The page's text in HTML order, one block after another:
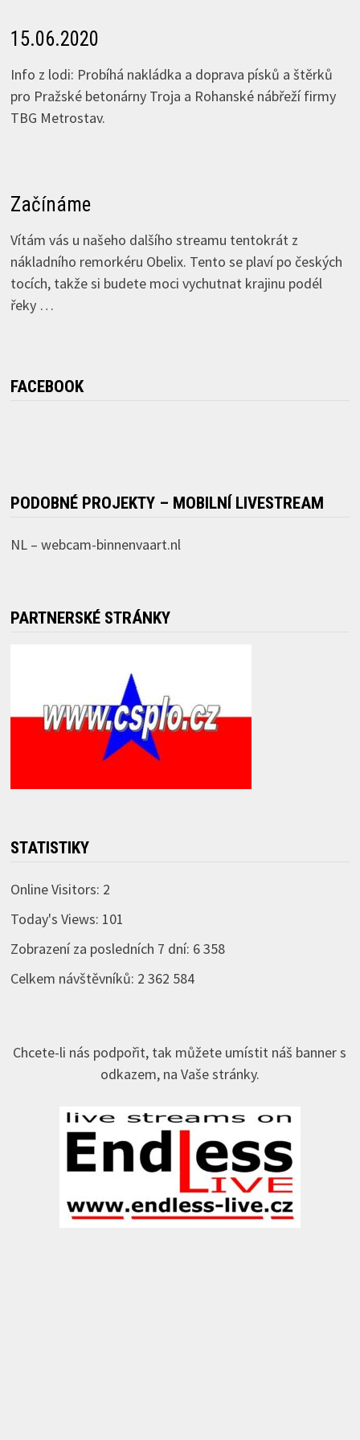
15.06.2020
Info z lodi: Probíhá nakládka a doprava písků a štěrků
pro Pražské betonárny Troja a Rohanské nábřeží firmy
TBG Metrostav.
Začínáme
Vítám vás u našeho dalšího streamu tentokrát z
nákladního remorkéru Obelix. Tento se plaví po českých
tocích, takže si budete moci vychutnat krajinu podél
řeky …
FACEBOOK
PODOBNÉ PROJEKTY – MOBILNÍ LIVESTREAM
NL – webcam-binnenvaart.nl
PARTNERSKÉ STRÁNKY
STATISTIKY
Online Visitors: 2
Today's Views: 101
Zobrazení za posledních 7 dní: 6 358
Celkem návštěvníků: 2 362 584
Chcete-li nás podpořit, tak můžete umístit náš banner s
odkazem, na Vaše stránky.